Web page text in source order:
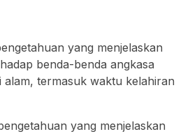
yang menjelaskan
benda-benda angkasa
alam, termasuk waktu kelahiran
yang menjelaskan